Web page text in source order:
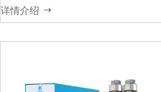
详情介绍
智能软件调频，保障电箱与换
能器谐振频率04、电...